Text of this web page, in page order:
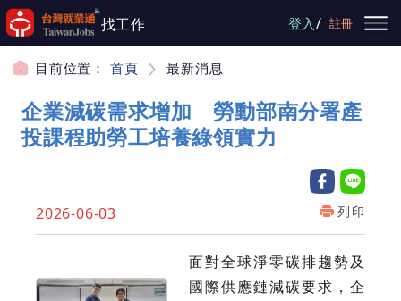
跳到主要內容
找工作 登入/ 註冊
目前位置： 首頁 最新消息
企業減碳需求增加 勞動部南分署產
投課程助勞工培養綠領實力
2026-06-03 列印
面對全球淨零碳排趨勢及
國際供應鏈減碳要求，企